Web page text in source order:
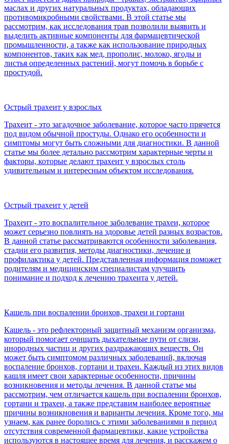
маслах и других натуральных продуктах, обладающих
противомикробными свойствами. В этой статье мы
рассмотрим, как исследования трав позволили выявить и
выделить активные компоненты для фармацевтической
промышленности, а также как использование природных
компонентов, таких как мед, прополис, молоко, ягоды и
листья определенных растений, могут помочь в борьбе с
простудой.
Острый трахеит у взрослых
Трахеит - это загадочное заболевание, которое часто прячется
под видом обычной простуды. Однако его особенности и
симптомы могут быть сложными для диагностики. В данной
статье мы более детально рассмотрим характерные черты и
факторы, которые делают трахеит у взрослых столь
удивительным и интересным объектом исследования.
Острый трахеит у детей
Трахеит - это воспалительное заболевание трахеи, которое
может серьезно повлиять на здоровье детей разных возрастов.
В данной статье рассматриваются особенности заболевания,
стадии его развития, методы диагностики, лечение и
профилактика у детей. Представленная информация поможет
родителям и медицинским специалистам улучшить
понимание и подход к лечению трахеита у детей.
Кашель при воспалении бронхов, трахеи и гортани
Кашель - это рефлекторный защитный механизм организма,
который помогает очищать дыхательные пути от слизи,
инородных частиц и других раздражающих веществ. Он
может быть симптомом различных заболеваний, включая
воспаление бронхов, гортани и трахеи. Каждый из этих видов
кашля имеет свои характерные особенности, причины
возникновения и методы лечения. В данной статье мы
рассмотрим, чем отличается кашель при воспалении бронхов,
гортани и трахеи, а также представим наиболее вероятные
причины возникновения и варианты лечения. Кроме того, мы
узнаем, как ранее боролись с этими заболеваниями в период
отсутствия современной фармацевтики, какие устройства
используются в настоящее время для лечения, и расскажем о